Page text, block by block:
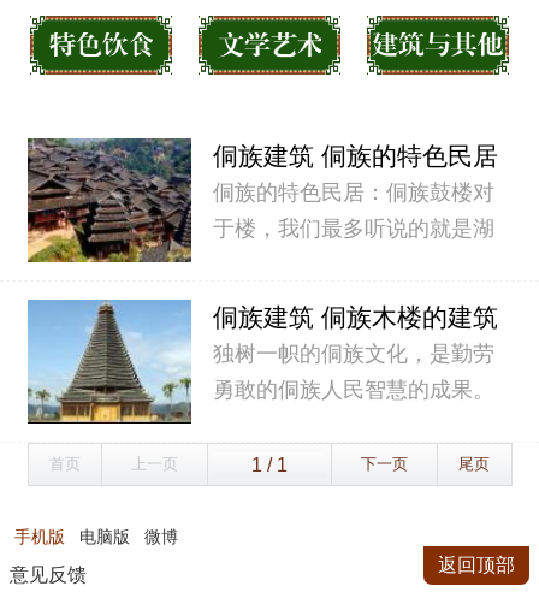
侗族建筑 侗族的特色民居
鼓楼有什么特点
侗族的特色民居：侗族鼓楼对
于楼，我们最多听说的就是湖
宝”鼓楼、风雨桥和侗族大歌。
这侗族鼓楼是什么样的呢......
侗族建筑 侗族木楼的建筑
有什么特点
独树一帜的侗族文化，是勤劳
勇敢的侗族人民智慧的成果。
在恶劣的生存环境下，侗族人
首页 上一页 下一页 尾页
手机版 电脑版 微博
意见反馈 返回顶部